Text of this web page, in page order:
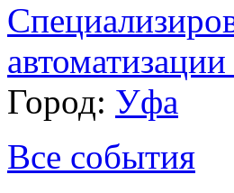
Город: Уфа
Все события